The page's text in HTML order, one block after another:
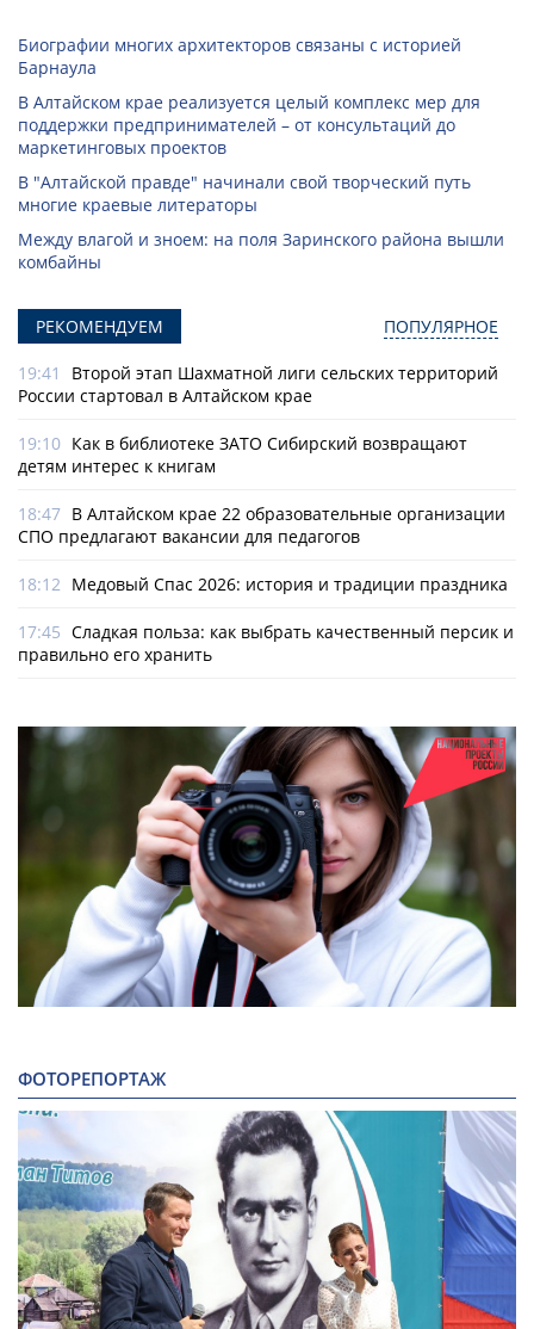
Биографии многих архитекторов связаны с историей
Барнаула
В Алтайском крае реализуется целый комплекс мер для
поддержки предпринимателей – от консультаций до
маркетинговых проектов
В "Алтайской правде" начинали свой творческий путь
многие краевые литераторы
Между влагой и зноем: на поля Заринского района вышли
комбайны
РЕКОМЕНДУЕМ ПОПУЛЯРНОЕ
19:41
Второй этап Шахматной лиги сельских территорий
России стартовал в Алтайском крае
19:10 Как в библиотеке ЗАТО Сибирский возвращают
детям интерес к книгам
18:47 В Алтайском крае 22 образовательные организации
СПО предлагают вакансии для педагогов
18:12 Медовый Спас 2026: история и традиции праздника
17:45 Сладкая польза: как выбрать качественный персик и
правильно его хранить
ФОТОРЕПОРТАЖ